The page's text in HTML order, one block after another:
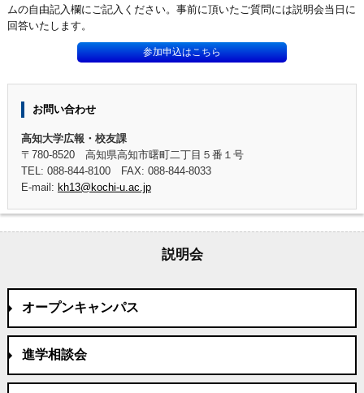
ムの自由記入欄にご記入ください。事前に頂いたご質問には説明会当日に
回答いたします。
参加申込はこちら
お問い合わせ
高知大学広報・校友課
〒780-8520 高知県高知市曙町二丁目５番１号
TEL: 088-844-8100 FAX: 088-844-8033
E-mail: kh13@kochi-u.ac.jp
説明会
オープンキャンパス
進学相談会